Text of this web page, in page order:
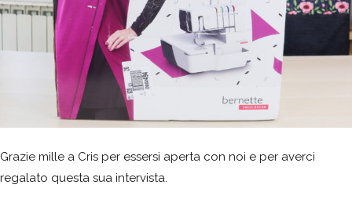
Grazie mille a Cris per essersi aperta con noi e per averci
regalato questa sua intervista.